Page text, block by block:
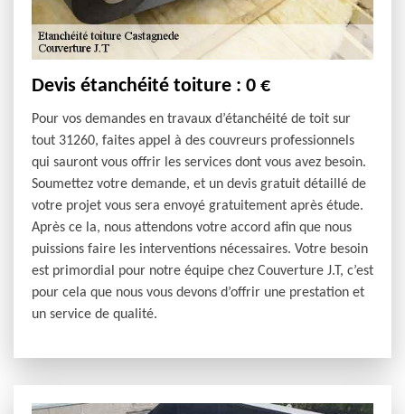
Devis étanchéité toiture : 0 €
Pour vos demandes en travaux d’étanchéité de toit sur
tout 31260, faites appel à des couvreurs professionnels
qui sauront vous offrir les services dont vous avez besoin.
Soumettez votre demande, et un devis gratuit détaillé de
votre projet vous sera envoyé gratuitement après étude.
Après ce la, nous attendons votre accord afin que nous
puissions faire les interventions nécessaires. Votre besoin
est primordial pour notre équipe chez Couverture J.T, c’est
pour cela que nous vous devons d’offrir une prestation et
un service de qualité.